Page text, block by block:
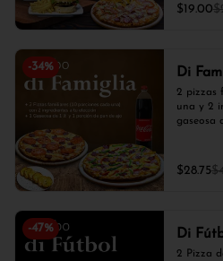
$19.00
-34% Di
2 pizzas
una y 2
gaseosa
$28.75
-47% Di
2 Pizza